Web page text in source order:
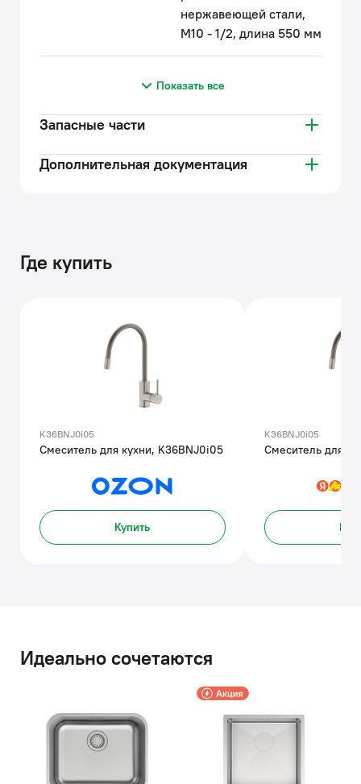
нержавеющей стали,
М10 - 1/2, длина 550 мм
Показать все
Запасные части
Дополнительная документация
Где купить
K36BNJ0i05
Смеситель для кухни, K36BNJ0i05
Купить
K36BNJ0i05
Смеситель для
Идеально сочетаются